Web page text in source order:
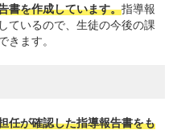
書を作成しています。指導報
ているので、生徒の今後の課
きます。
任が確認した指導報告書をも